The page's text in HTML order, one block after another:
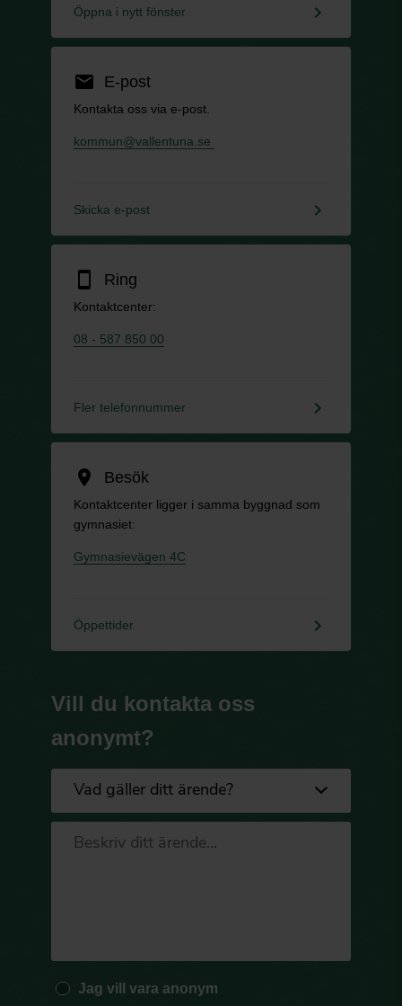
Öppna i nytt fönster keyboard_arrow_right
email E-post
Kontakta oss via e-post.
kommun@vallentuna.se
Skicka e-post keyboard_arrow_right
smartphone Ring
Kontaktcenter:
08 - 587 850 00
Fler telefonnummer keyboard_arrow_right
location_on Besök
Kontaktcenter ligger i samma byggnad som
gymnasiet:
Gymnasievägen 4C
Öppettider keyboard_arrow_right
Vill du kontakta oss
anonymt?
Jag vill vara anonym